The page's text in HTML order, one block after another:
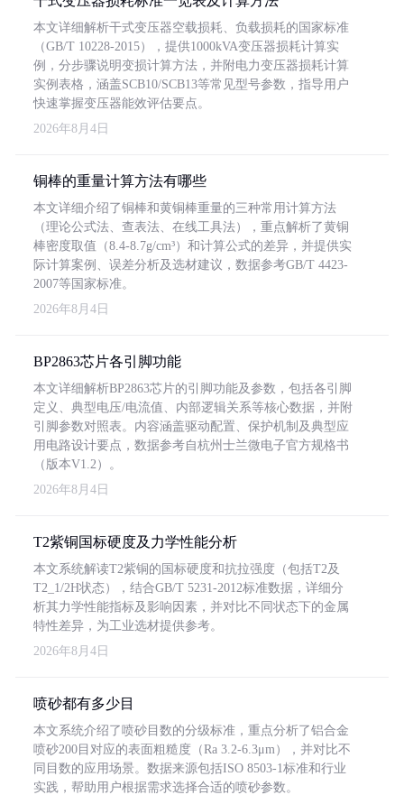
本文详细解析干式变压器空载损耗、负载损耗的国家标准
（GB/T 10228-2015），提供1000kVA变压器损耗计算实
例，分步骤说明变损计算方法，并附电力变压器损耗计算
实例表格，涵盖SCB10/SCB13等常见型号参数，指导用户
快速掌握变压器能效评估要点。
2026年8月4日
铜棒的重量计算方法有哪些
本文详细介绍了铜棒和黄铜棒重量的三种常用计算方法
（理论公式法、查表法、在线工具法），重点解析了黄铜
棒密度取值（8.4-8.7g/cm³）和计算公式的差异，并提供实
际计算案例、误差分析及选材建议，数据参考GB/T 4423-
2007等国家标准。
2026年8月4日
BP2863芯片各引脚功能
本文详细解析BP2863芯片的引脚功能及参数，包括各引脚
定义、典型电压/电流值、内部逻辑关系等核心数据，并附
引脚参数对照表。内容涵盖驱动配置、保护机制及典型应
用电路设计要点，数据参考自杭州士兰微电子官方规格书
（版本V1.2）。
2026年8月4日
T2紫铜国标硬度及力学性能分析
本文系统解读T2紫铜的国标硬度和抗拉强度（包括T2及
T2_1/2H状态），结合GB/T 5231-2012标准数据，详细分
析其力学性能指标及影响因素，并对比不同状态下的金属
特性差异，为工业选材提供参考。
2026年8月4日
喷砂都有多少目
本文系统介绍了喷砂目数的分级标准，重点分析了铝合金
喷砂200目对应的表面粗糙度（Ra 3.2-6.3μm），并对比不
同目数的应用场景。数据来源包括ISO 8503-1标准和行业
实践，帮助用户根据需求选择合适的喷砂参数。